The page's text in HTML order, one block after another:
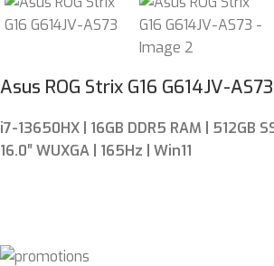
Asus ROG Strix G16 G614JV-AS73
i7-13650HX | 16GB DDR5 RAM | 512GB
16.0″ WUXGA | 165Hz | Win11